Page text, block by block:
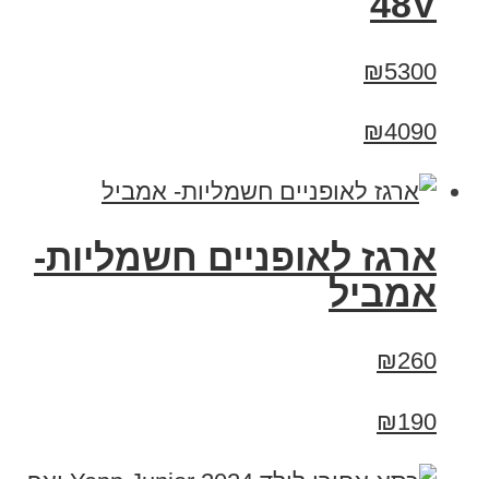
₪5300
₪4090
ארגז לאופניים חשמליות-
אמביל
₪260
₪190